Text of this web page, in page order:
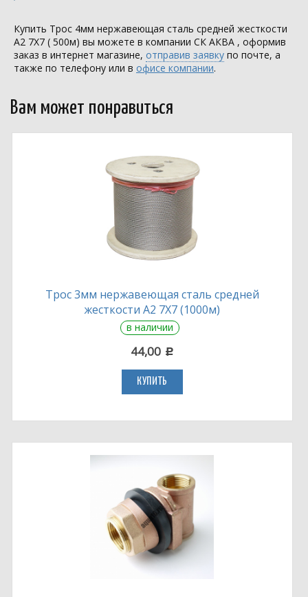
Купить Трос 4мм нержавеющая сталь средней жесткости
А2 7Х7 ( 500м) вы можете в компании СК АКВА , оформив
заказ в интернет магазине, отправив заявку по почте, а
также по телефону или в офисе компании.
Вам может понравиться
Трос 3мм нержавеющая сталь средней
жесткости А2 7Х7 (1000м)
в наличии
44,00 c
КУПИТЬ